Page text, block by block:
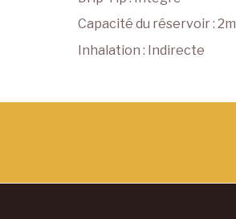
Capacité du réservoir : 2ml
Inhalation : Indirecte